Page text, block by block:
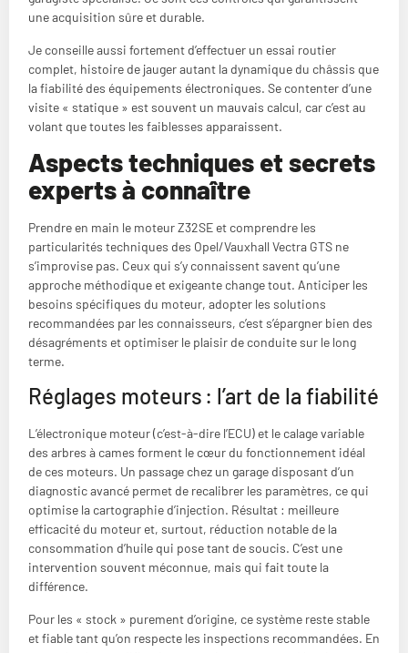
une acquisition sûre et durable.
Je conseille aussi fortement d’effectuer un essai routier
complet, histoire de jauger autant la dynamique du châssis que
la fiabilité des équipements électroniques. Se contenter d’une
visite « statique » est souvent un mauvais calcul, car c’est au
volant que toutes les faiblesses apparaissent.
Aspects techniques et secrets
experts à connaître
Prendre en main le moteur Z32SE et comprendre les
particularités techniques des Opel/Vauxhall Vectra GTS ne
s’improvise pas. Ceux qui s’y connaissent savent qu’une
approche méthodique et exigeante change tout. Anticiper les
besoins spécifiques du moteur, adopter les solutions
recommandées par les connaisseurs, c’est s’épargner bien des
désagréments et optimiser le plaisir de conduite sur le long
terme.
Réglages moteurs : l’art de la fiabilité
L’électronique moteur (c’est-à-dire l’ECU) et le calage variable
des arbres à cames forment le cœur du fonctionnement idéal
de ces moteurs. Un passage chez un garage disposant d’un
diagnostic avancé permet de recalibrer les paramètres, ce qui
optimise la cartographie d’injection. Résultat : meilleure
efficacité du moteur et, surtout, réduction notable de la
consommation d’huile qui pose tant de soucis. C’est une
intervention souvent méconnue, mais qui fait toute la
différence.
Pour les « stock » purement d’origine, ce système reste stable
et fiable tant qu’on respecte les inspections recommandées. En